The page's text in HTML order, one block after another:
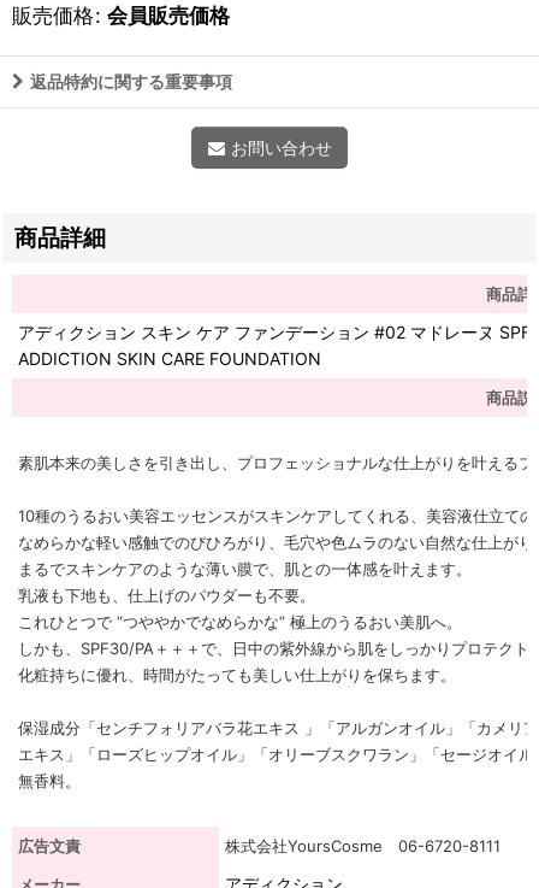
販売価格: 会員販売価格
返品特約に関する重要事項
お問い合わせ
商品詳細
商品詳
アディクション スキン ケア ファンデーション #02 マドレーヌ
ADDICTION SKIN CARE FOUNDATION
商品説
素肌本来の美しさを引き出し、プロフェッショナルな仕上がりを叶える
10種のうるおい美容エッセンスがスキンケアしてくれる、美容液仕立て
なめらかな軽い感触でのびひろがり、毛穴や色ムラのない自然な仕上がり
まるでスキンケアのような薄い膜で、肌との一体感を叶えます。
乳液も下地も、仕上げのパウダーも不要。
これひとつで “つややかでなめらかな” 極上のうるおい美肌へ。
しかも、SPF30/PA＋＋＋で、日中の紫外線から肌をしっかりプロテクト
化粧持ちに優れ、時間がたっても美しい仕上がりを保ちます。
保湿成分「センチフォリアバラ花エキス 」「アルガンオイル」「カメリ
エキス」「ローズヒップオイル」「オリーブスクワラン」「セージオイ
無香料。
広告文責
株式会社YoursCosme 06-6720-8111
アディクション